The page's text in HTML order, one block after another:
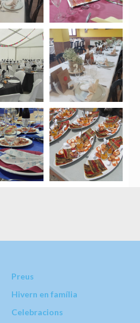
Preus
Hivern en família
Celebracions